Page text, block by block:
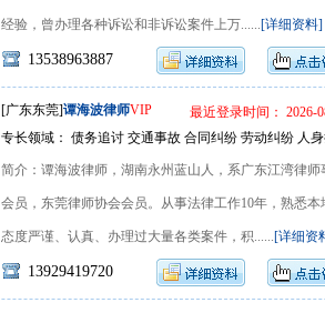
经验，曾办理各种诉讼和非诉讼案件上万......[详细资料]
13538963887
[广东东莞]谭海波律师VIP
最近登录时间： 2026-
专长领域： 债务追讨 交通事故 合同纠纷 劳动纠纷 人
简介：谭海波律师，湖南永州蓝山人，系广东江湾律
会员，东莞律师协会会员。从事法律工作10年，熟悉
态度严谨、认真、办理过大量各类案件，积......[详细资
13929419720